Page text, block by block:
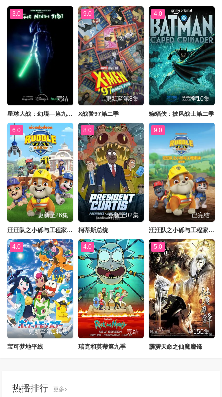
3.0
完结
星球大战：幻境—第九个绝地武士
9.0
更新至第8集
X战警97第二季
4.0
全10集
蝙蝠侠：披风战士第二季
6.0
更新至26集
汪汪队之小砾与工程家族第三季
8.0
更新至02集
柯蒂斯总统
9.0
已完结
汪汪队之小砾与工程家族第三季国语
4.0
更新至第144集
宝可梦地平线
4.0
完结
瑞克和莫蒂第九季
5.0
全150集
霹雳天命之仙魔鏖锋
热播排行 更多